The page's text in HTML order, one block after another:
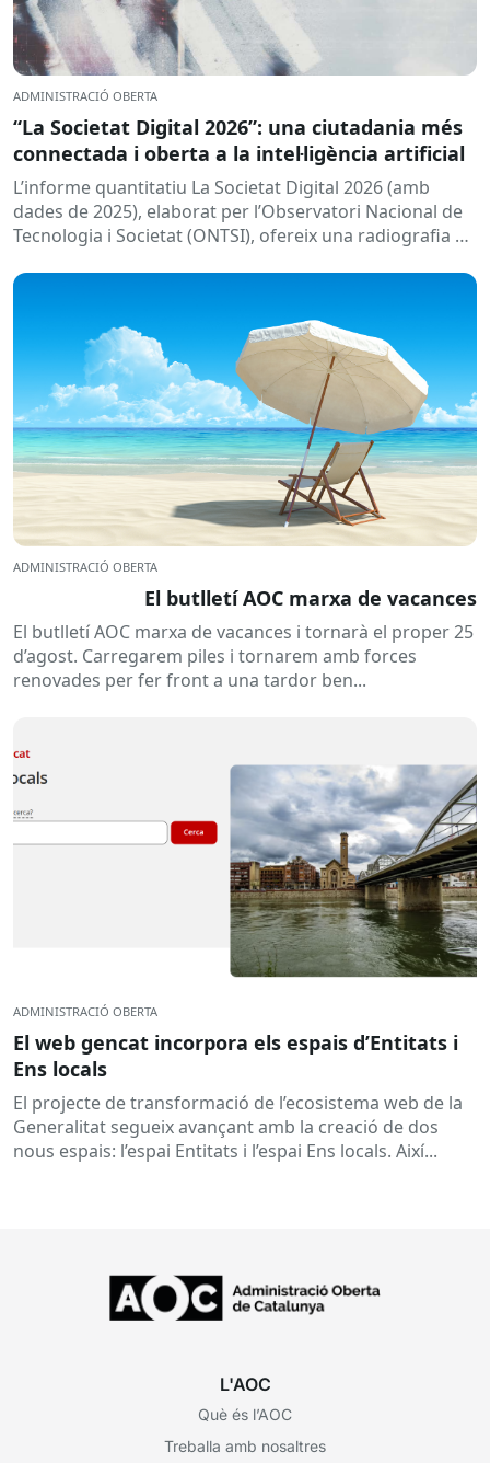
ADMINISTRACIÓ OBERTA
“La Societat Digital 2026”: una ciutadania més
connectada i oberta a la intel·ligència artificial
L’informe quantitatiu La Societat Digital 2026 (amb
dades de 2025), elaborat per l’Observatori Nacional de
Tecnologia i Societat (ONTSI), ofereix una radiografia de
ADMINISTRACIÓ OBERTA
El butlletí AOC marxa de vacances
El butlletí AOC marxa de vacances i tornarà el proper 25
d’agost. Carregarem piles i tornarem amb forces
renovades per fer front a una tardor ben...
ADMINISTRACIÓ OBERTA
El web gencat incorpora els espais d’Entitats i
Ens locals
El projecte de transformació de l’ecosistema web de la
Generalitat segueix avançant amb la creació de dos
nous espais: l’espai Entitats i l’espai Ens locals. Així...
L'AOC
Què és l’AOC
Treballa amb nosaltres